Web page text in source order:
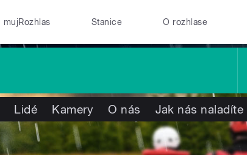
mujRozhlas Stanice O rozhlase
Lidé Kamery O nás Jak nás naladíte